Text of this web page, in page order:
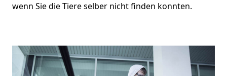
wenn Sie die Tiere selber nicht finden konnten.